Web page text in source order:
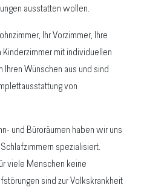
ausstatten wollen.
Ihr Vorzimmer, Ihre
mit individuellen
Ihren Wünschen aus und sind
von
und Büroräumen haben wir uns
spezialisiert.
viele Menschen keine
sind zur Volkskrankheit